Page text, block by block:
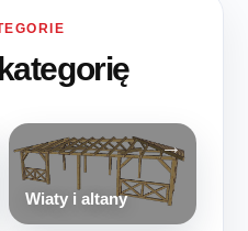
Wiaty i altany